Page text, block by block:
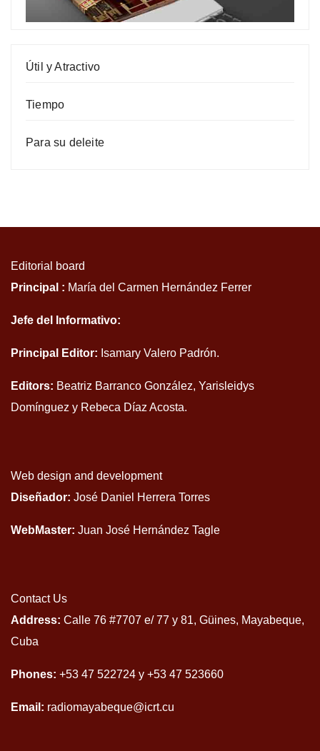
Útil y Atractivo
Tiempo
Para su deleite
Editorial board
Principal : María del Carmen Hernández Ferrer
Jefe del Informativo:
Principal Editor: Isamary Valero Padrón.
Editors: Beatriz Barranco González, Yarisleidys
Domínguez y Rebeca Díaz Acosta.
Web design and development
Diseñador: José Daniel Herrera Torres
WebMaster: Juan José Hernández Tagle
Contact Us
Address: Calle 76 #7707 e/ 77 y 81, Güines, Mayabeque,
Cuba
Phones: +53 47 522724 y +53 47 523660
Email: radiomayabeque@icrt.cu